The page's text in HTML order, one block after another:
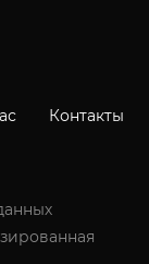
Контакты